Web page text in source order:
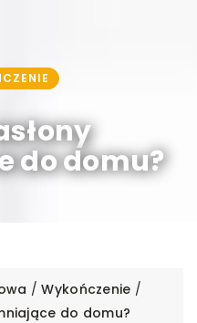
do domu?
/Wykończenie /
do domu?